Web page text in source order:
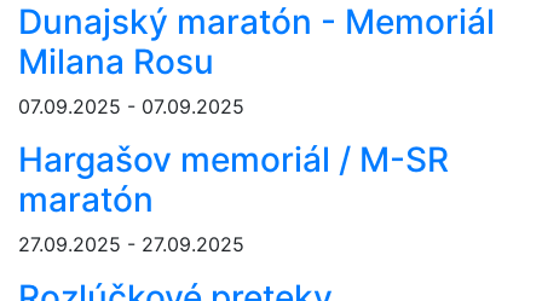
Dunajský maratón - Memoriál
Milana Rosu
07.09.2025 - 07.09.2025
Hargašov memoriál / M-SR
maratón
27.09.2025 - 27.09.2025